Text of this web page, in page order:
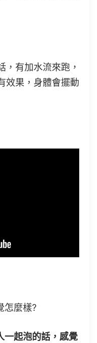
，有加水流來跑，
效果，身體會擺動
怎麼樣?
一起泡的話，感覺